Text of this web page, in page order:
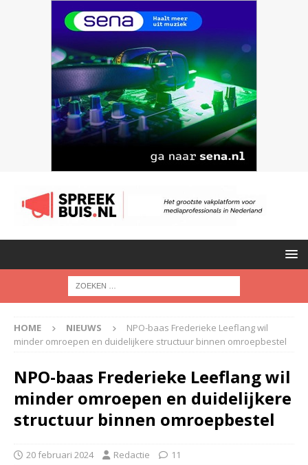
HOME NIEUWS
NPO-baas Frederieke Leeflang wil
minder omroepen en duidelijkere structuur binnen omroepbestel
NPO-baas Frederieke Leeflang wil
minder omroepen en duidelijkere
structuur binnen omroepbestel
20 februari 2024 Redactie 11